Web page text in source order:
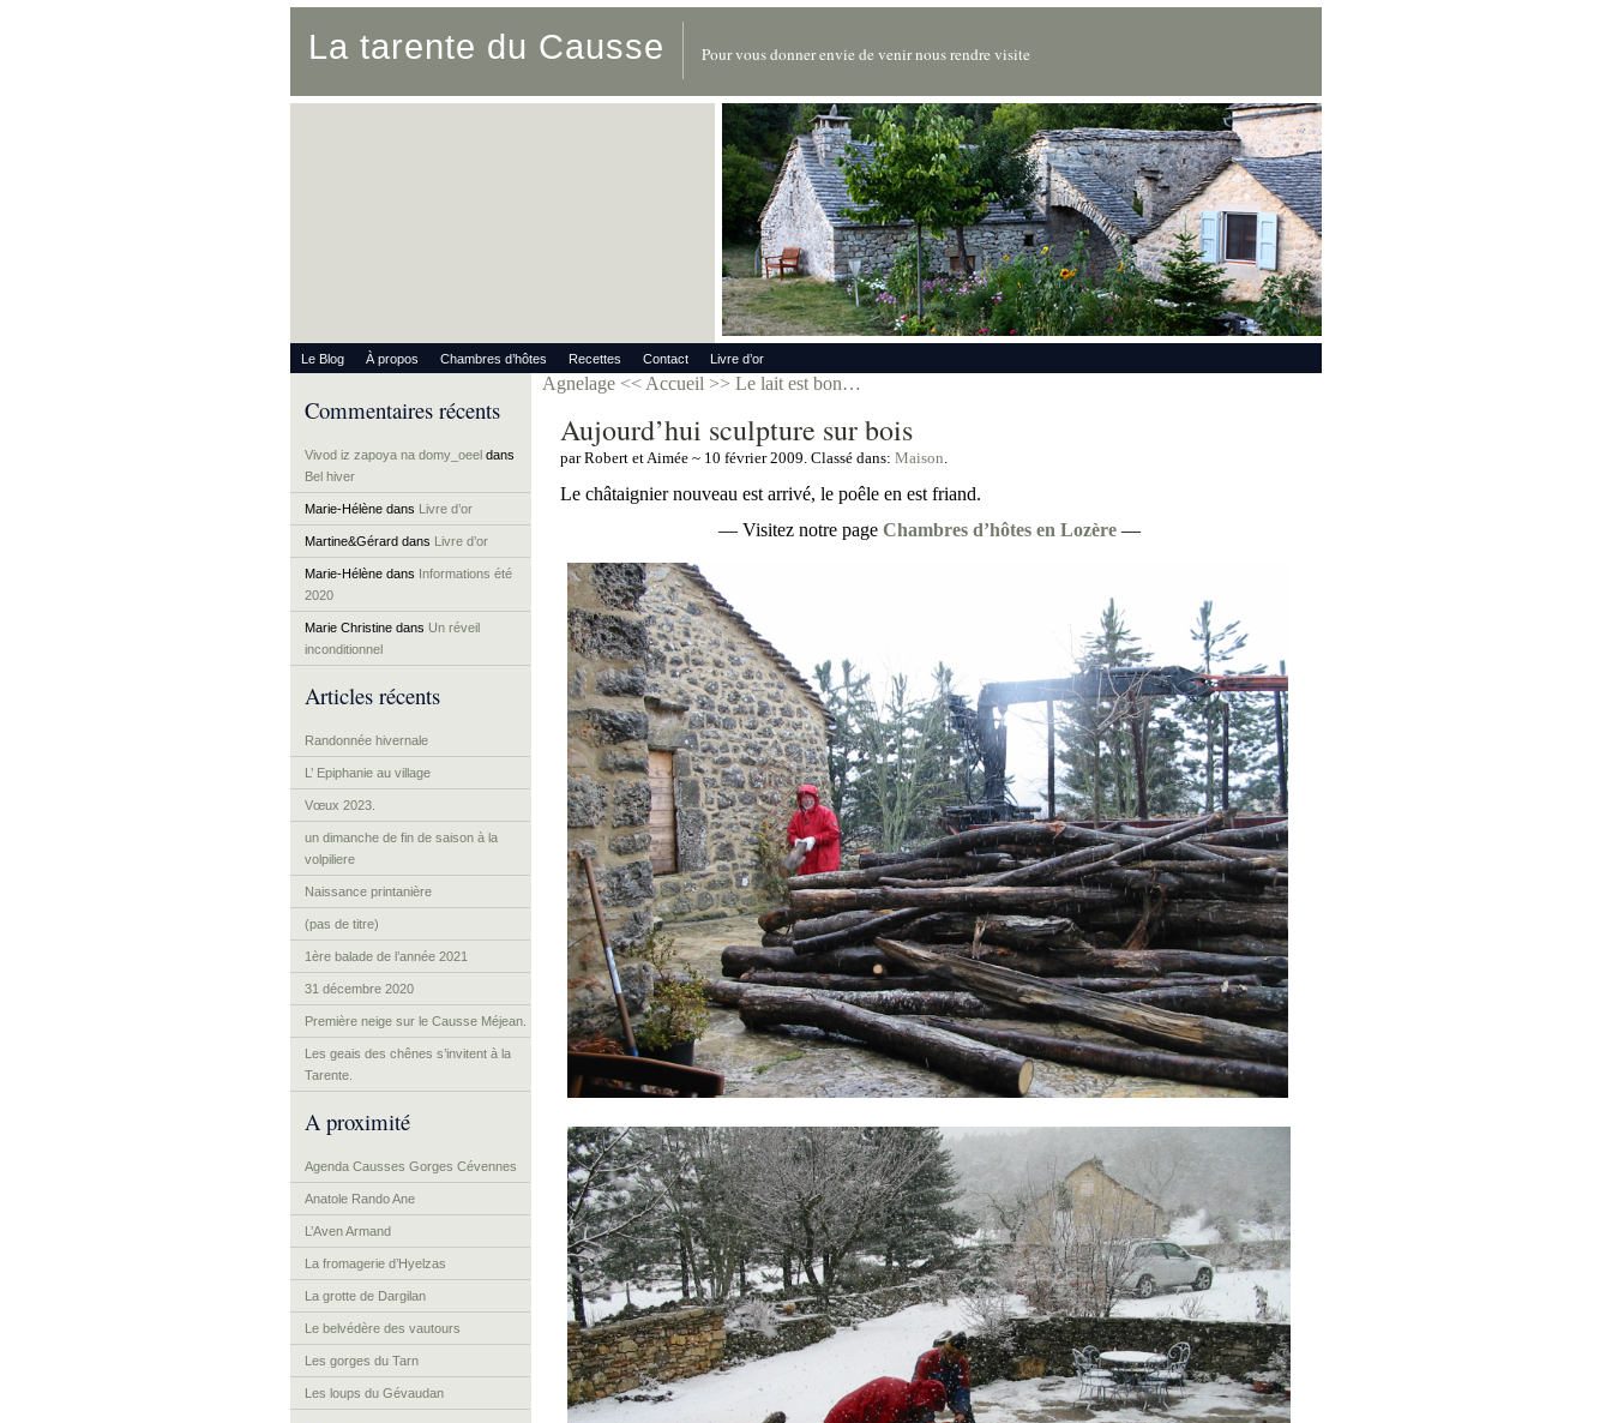
La tarente du Causse Pour vous donner envie de venir nous rendre visite
Le Blog À propos Chambres d’hôtes Recettes Contact Livre d’or
Commentaires récents
Vivod iz zapoya na domy_oeel dans
Bel hiver
Marie-Hélène dans Livre d’or
Martine&Gérard dans Livre d’or
Marie-Hélène dans Informations été
2020
Marie Christine dans Un réveil
inconditionnel
Articles récents
Randonnée hivernale
L’ Epiphanie au village
Vœux 2023.
un dimanche de fin de saison à la
volpiliere
Naissance printanière
(pas de titre)
1ère balade de l’année 2021
31 décembre 2020
Première neige sur le Causse Méjean.
Les geais des chênes s’invitent à la
Tarente.
A proximité
Agenda Causses Gorges Cévennes
Anatole Rando Ane
L’Aven Armand
La fromagerie d’Hyelzas
La grotte de Dargilan
Le belvédère des vautours
Les gorges du Tarn
Les loups du Gévaudan
Agnelage << Accueil >> Le lait est bon…
Aujourd’hui sculpture sur bois
par Robert et Aimée ~ 10 février 2009. Classé dans: Maison.
Le châtaignier nouveau est arrivé, le poêle en est friand.
— Visitez notre page Chambres d’hôtes en Lozère—